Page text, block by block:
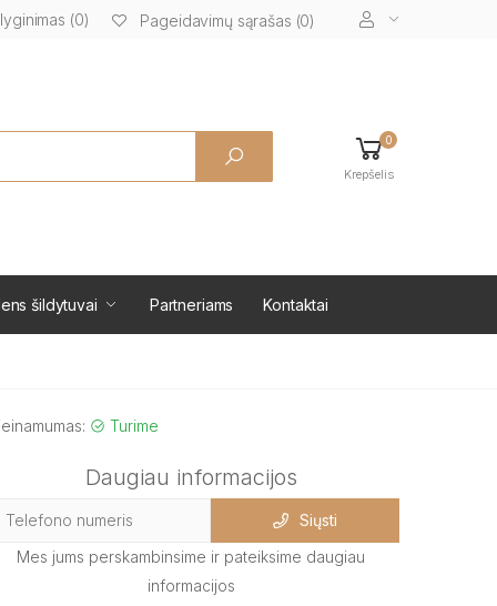
(0) Pageidavimų sąrašas (0)
0
Krepšelis
šildytuvai Partneriams Kontaktai
Turime
Daugiau informacijos
Siųsti
Mes jums perskambinsime ir pateiksime daugiau
informacijos